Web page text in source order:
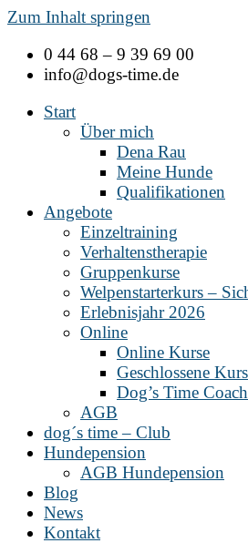
Zum Inhalt springen
0 44 68 – 9 39 69 00
info@dogs-time.de
Start
Über mich
Dena Rau
Meine Hunde
Qualifikationen
Angebote
Einzeltraining
Verhaltenstherapie
Gruppenkurse
Welpenstarterkurs –
Erlebnisjahr 2026
Online
Online Kurse
Geschlossene
Dog’s Time
AGB
dog´s time – Club
Hundepension
AGB Hundepension
Blog
News
Kontakt